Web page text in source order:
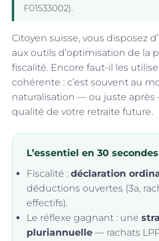
F01533002).
Citoyen suisse, vous disposez
aux outils d’optimisation de la
fiscalité. Encore faut-il les
cohérente : c’est souvent au
naturalisation — ou juste après
qualité de votre retraite future.
L’essentiel en 30 secondes
Fiscalité : déclaration
déductions ouvertes (3a,
effectifs).
Le réflexe gagnant : une
pluriannuelle — rachats